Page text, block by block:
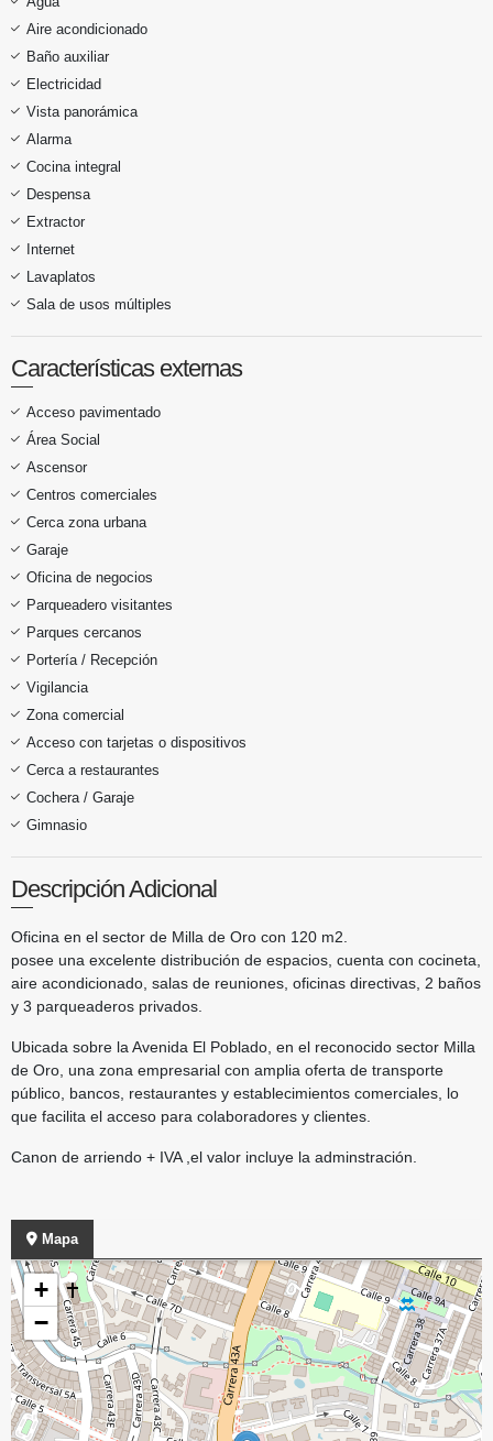
Aire acondicionado
Baño auxiliar
Electricidad
Vista panorámica
Alarma
Cocina integral
Despensa
Extractor
Internet
Lavaplatos
Sala de usos múltiples
Características externas
Acceso pavimentado
Área Social
Ascensor
Centros comerciales
Cerca zona urbana
Garaje
Oficina de negocios
Parqueadero visitantes
Parques cercanos
Portería / Recepción
Vigilancia
Zona comercial
Acceso con tarjetas o dispositivos
Cerca a restaurantes
Cochera / Garaje
Gimnasio
Descripción Adicional
Oficina en el sector de Milla de Oro con 120 m2.
posee una excelente distribución de espacios, cuenta con cocineta,
aire acondicionado, salas de reuniones, oficinas directivas, 2 baños
y 3 parqueaderos privados.
Ubicada sobre la Avenida El Poblado, en el reconocido sector Milla
de Oro, una zona empresarial con amplia oferta de transporte
público, bancos, restaurantes y establecimientos comerciales, lo
que facilita el acceso para colaboradores y clientes.
Canon de arriendo + IVA ,el valor incluye la adminstración.
Mapa
+
−